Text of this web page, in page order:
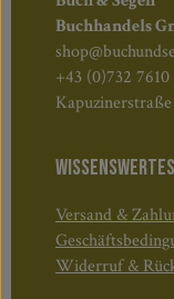
Buchhandels
+43 (0)732 7610
WISSENSWERTES
Versand &
Widerruf &